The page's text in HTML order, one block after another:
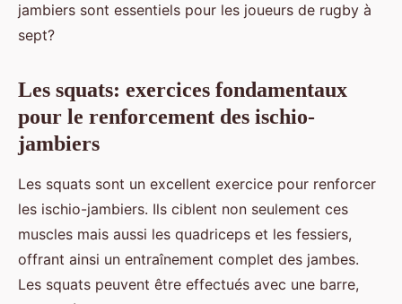
jambiers sont essentiels pour les joueurs de rugby à
sept?
Les squats: exercices fondamentaux
pour le renforcement des ischio-
jambiers
Les squats sont un excellent exercice pour renforcer
les ischio-jambiers. Ils ciblent non seulement ces
muscles mais aussi les quadriceps et les fessiers,
offrant ainsi un entraînement complet des jambes.
Les squats peuvent être effectués avec une barre,